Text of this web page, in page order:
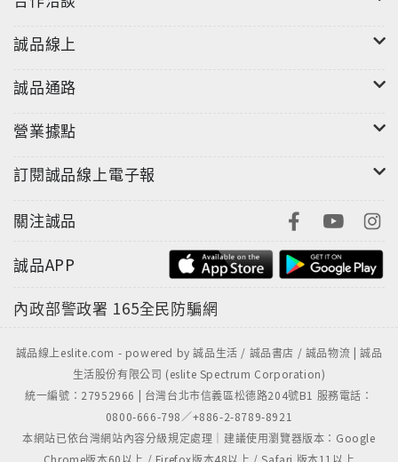
誠品線上
誠品通路
營業據點
訂閱誠品線上電子報
關注誠品
誠品APP
內政部警政署 165全民防騙網
誠品線上eslite.com - powered by 誠品生活 / 誠品書店 / 誠品物流 | 誠品
生活股份有限公司 (eslite Spectrum Corporation)
統一編號：27952966 | 台灣台北市信義區松德路204號B1 服務電話：
0800-666-798／+886-2-8789-8921
本網站已依台灣網站內容分級規定處理｜建議使用瀏覽器版本：Google